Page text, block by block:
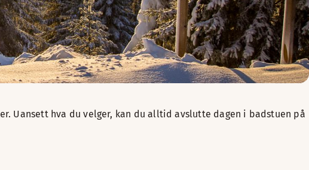
Uansett hva du velger, kan du alltid avslutte dagen i badstuen på